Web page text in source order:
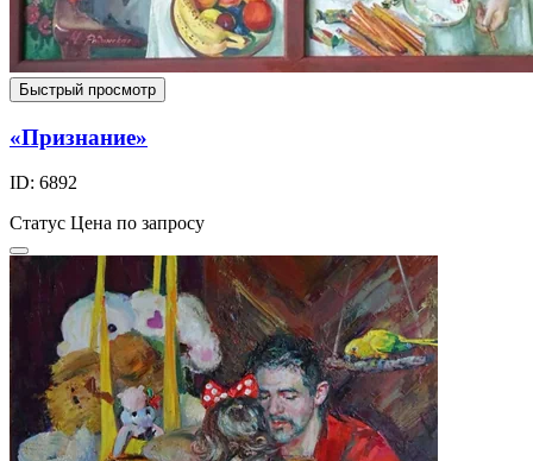
Быстрый просмотр
«Признание»
ID: 6892
Статус Цена по запросу